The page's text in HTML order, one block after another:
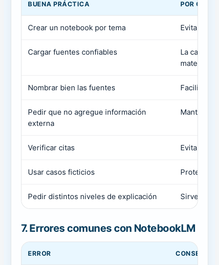
BUENA PRÁCTICA POR QUÉ
Crear un notebook por tema Evita
Cargar fuentes confiables
La calidad
material
Nombrar bien las fuentes Facilita
Pedir que no agregue información
externa
Mantiene
Verificar citas Evita
Usar casos ficticios Protege
Pedir distintos niveles de explicación Sirve para
7. Errores comunes con NotebookLM
ERROR